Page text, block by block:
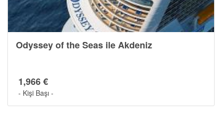
Odyssey of the Seas ile Akdeniz
1,966 €
- Kişi Başı -